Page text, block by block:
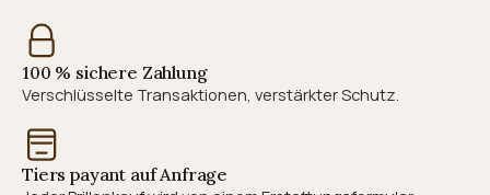
100 % sichere Zahlung
Verschlüsselte Transaktionen, verstärkter Schutz.
Tiers payant auf Anfrage